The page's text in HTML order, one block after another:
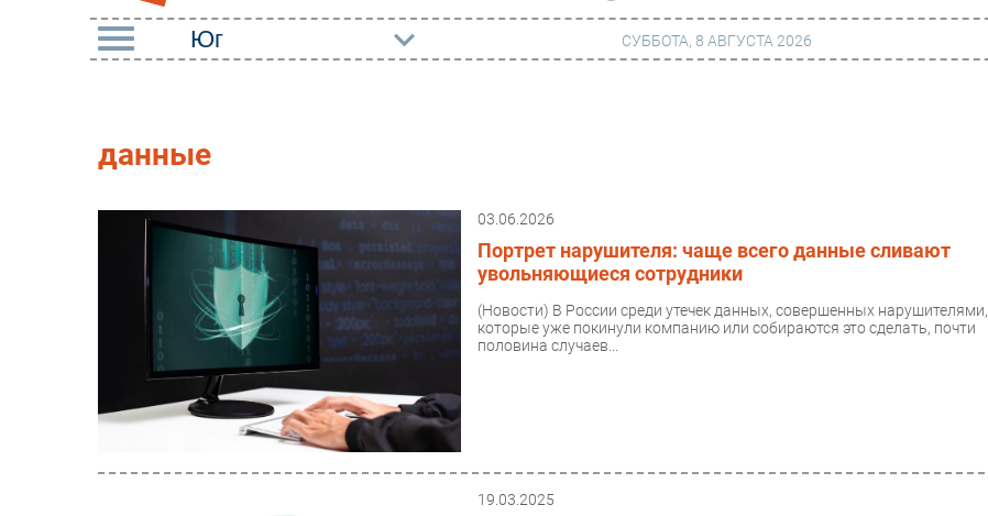
Импорто­замещение
Промышленности
Интернет
Мобильная связь
Фиксированная связь
Интеграция
Рынок ПК
Оборудование
ПО
Outsourcing
Кадры
Инновации
Гаджеты
СУББОТА, 8 АВГУСТА 2026
данные
03.06.2026
Портрет нарушителя: чаще всего данные сливают
увольняющиеся сотрудники
(Новости) В России среди утечек данных, совершенных нарушителями,
которые уже покинули компанию или собираются это сделать, почти
половина случаев...
19.03.2025